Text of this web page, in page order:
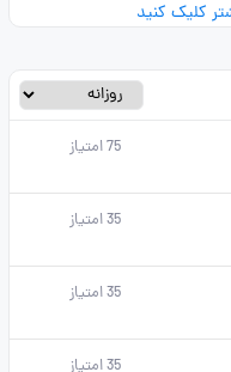
کلیک کنید
75امتیاز
35امتیاز
35امتیاز
35امتیاز